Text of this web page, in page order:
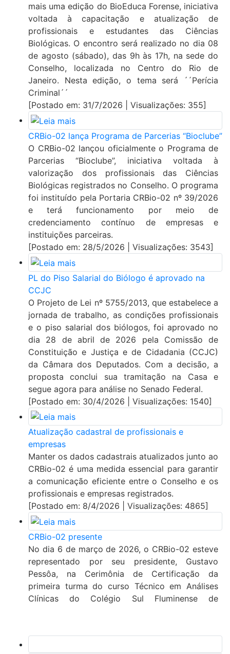
mais uma edição do BioEduca Forense, iniciativa
voltada à capacitação e atualização de
profissionais e estudantes das Ciências
Biológicas. O encontro será realizado no dia 08
de agosto (sábado), das 9h às 17h, na sede do
Conselho, localizada no Centro do Rio de
Janeiro. Nesta edição, o tema será ´´Perícia
Criminal´´
[Postado em: 31/7/2026 | Visualizações: 355]
CRBio-02 lança Programa de Parcerias “Bioclube”
O CRBio-02 lançou oficialmente o Programa de
Parcerias “Bioclube”, iniciativa voltada à
valorização dos profissionais das Ciências
Biológicas registrados no Conselho. O programa
foi instituído pela Portaria CRBio-02 nº 39/2026
e terá funcionamento por meio de
credenciamento contínuo de empresas e
instituições parceiras.
[Postado em: 28/5/2026 | Visualizações: 3543]
PL do Piso Salarial do Biólogo é aprovado na
CCJC
O Projeto de Lei nº 5755/2013, que estabelece a
jornada de trabalho, as condições profissionais
e o piso salarial dos biólogos, foi aprovado no
dia 28 de abril de 2026 pela Comissão de
Constituição e Justiça e de Cidadania (CCJC)
da Câmara dos Deputados. Com a decisão, a
proposta conclui sua tramitação na Casa e
segue agora para análise no Senado Federal.
[Postado em: 30/4/2026 | Visualizações: 1540]
Atualização cadastral de profissionais e
empresas
Manter os dados cadastrais atualizados junto ao
CRBio-02 é uma medida essencial para garantir
a comunicação eficiente entre o Conselho e os
profissionais e empresas registrados.
[Postado em: 8/4/2026 | Visualizações: 4865]
CRBio-02 presente
No dia 6 de março de 2026, o CRBio-02 esteve
representado por seu presidente, Gustavo
Pessôa, na Cerimônia de Certificação da
primeira turma do curso Técnico em Análises
Clínicas do Colégio Sul Fluminense de
[Postado em: 17/3/2026 | Visualizações: 6557]